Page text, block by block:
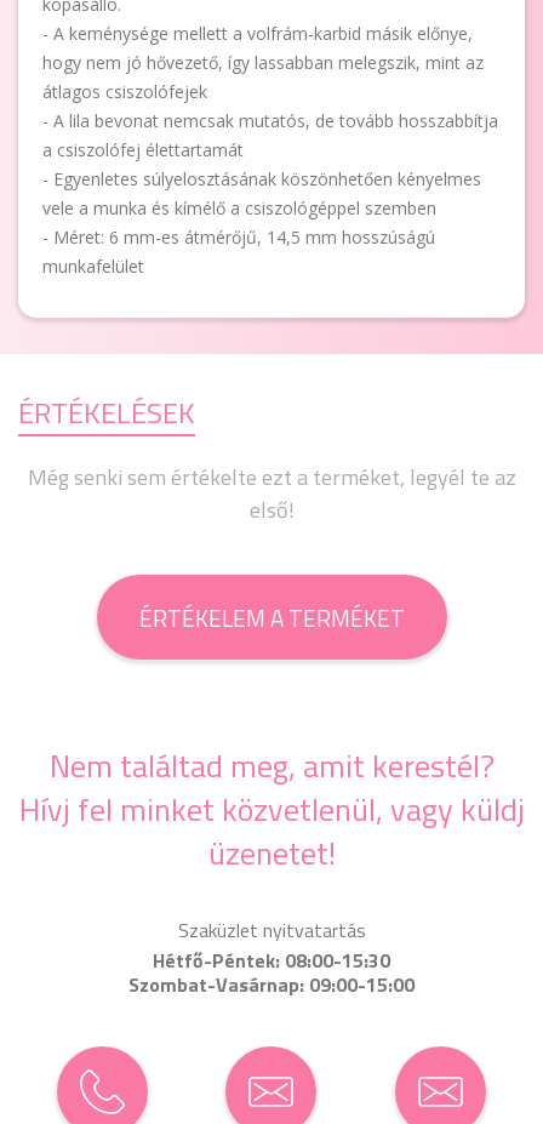
- A keménysége mellett a volfrám-karbid másik előnye,
hogy nem jó hővezető, így lassabban melegszik, mint az
átlagos csiszolófejek
- A lila bevonat nemcsak mutatós, de tovább hosszabbítja
a csiszolófej élettartamát
- Egyenletes súlyelosztásának köszönhetően kényelmes
vele a munka és kímélő a csiszológéppel szemben
- Méret: 6 mm-es átmérőjű, 14,5 mm hosszúságú
munkafelület
ÉRTÉKELÉSEK
Még senki sem értékelte ezt a terméket, legyél te az
első!
ÉRTÉKELEM A TERMÉKET
Nem találtad meg, amit kerestél?
Hívj fel minket közvetlenül, vagy küldj
üzenetet!
Szaküzlet nyitvatartás
Hétfő-Péntek: 08:00-15:30
Szombat-Vasárnap: 09:00-15:00